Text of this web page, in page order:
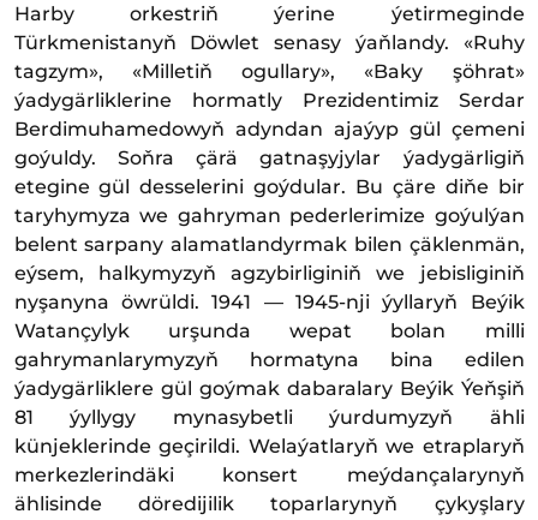
Harby orkestriň ýerine ýetirmeginde
Türkmenistanyň Döwlet senasy ýaňlandy. «Ruhy
tagzym», «Milletiň ogullary», «Baky şöhrat»
ýadygärliklerine hormatly Prezidentimiz Serdar
Berdimuhamedowyň adyndan ajaýyp gül çemeni
goýuldy. Soňra çärä gatnaşyjylar ýadygärligiň
etegine gül desselerini goýdular. Bu çäre diňe bir
taryhymyza we gahryman pederlerimize goýulýan
belent sarpany alamatlandyrmak bilen çäklenmän,
eýsem, halkymyzyň agzybirliginiň we jebisliginiň
nyşanyna öwrüldi. 1941 — 1945-nji ýyllaryň Beýik
Watançylyk urşunda wepat bolan milli
gahrymanlarymyzyň hormatyna bina edilen
ýadygärliklere gül goýmak dabaralary Beýik Ýeňşiň
81 ýyllygy mynasybetli ýurdumyzyň ähli
künjeklerinde geçirildi. Welaýatlaryň we etraplaryň
merkezlerindäki konsert meýdançalarynyň
ählisinde döredijilik toparlarynyň çykyşlary